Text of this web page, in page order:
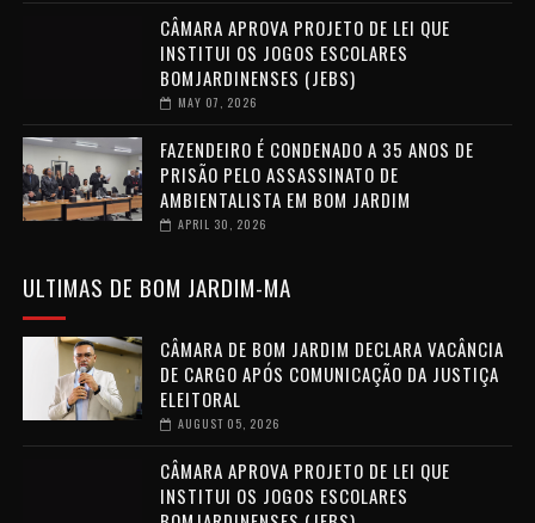
CÂMARA APROVA PROJETO DE LEI QUE
INSTITUI OS JOGOS ESCOLARES
BOMJARDINENSES (JEBS)
MAY 07, 2026
FAZENDEIRO É CONDENADO A 35 ANOS DE
PRISÃO PELO ASSASSINATO DE
AMBIENTALISTA EM BOM JARDIM
APRIL 30, 2026
ULTIMAS DE BOM JARDIM-MA
CÂMARA DE BOM JARDIM DECLARA VACÂNCIA
DE CARGO APÓS COMUNICAÇÃO DA JUSTIÇA
ELEITORAL
AUGUST 05, 2026
CÂMARA APROVA PROJETO DE LEI QUE
INSTITUI OS JOGOS ESCOLARES